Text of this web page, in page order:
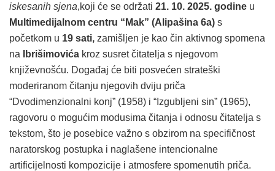
iskesanih sjena,koji će se održati 21. 10. 2025. godine u
Multimedijalnom centru “Mak” (Alipašina 6a) s
početkom u 19 sati, zamišljen je kao čin aktivnog spomena
na
Ibrišimovića kroz susret čitatelja s njegovom
književnošću. Događaj će biti posvećen strateški
moderiranom čitanju njegovih dviju priča
“Dvodimenzionalni konj” (1958) i “Izgubljeni sin” (1965),
ragovoru o mogućim modusima čitanja i odnosu čitatelja s
tekstom, što je posebice važno s obzirom na specifičnost
naratorskog postupka i naglašene intencionalne
artificijelnosti kompozicije i atmosfere spomenutih priča.